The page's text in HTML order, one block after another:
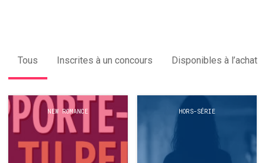
Tous Inscrites à un concours Disponibles à l’achat
NEW ROMANCE HORS-SÉRIE